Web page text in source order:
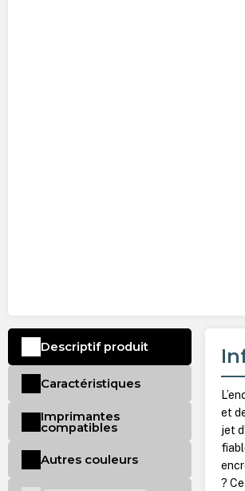
et
jet
?
Descriptif produit
Caractéristiques
Imprimantes
compatibles
Autres couleurs